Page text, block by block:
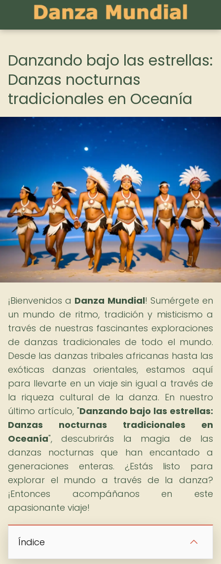
Danzando bajo las estrellas:
Danzas nocturnas
tradicionales en Oceanía
¡Bienvenidos a Danza Mundial! Sumérgete en
un mundo de ritmo, tradición y misticismo a
través de nuestras fascinantes exploraciones
de danzas tradicionales de todo el mundo.
Desde las danzas tribales africanas hasta las
exóticas danzas orientales, estamos aquí
para llevarte en un viaje sin igual a través de
la riqueza cultural de la danza. En nuestro
último artículo, "Danzando bajo las estrellas:
Danzas nocturnas tradicionales en
Oceanía", descubrirás la magia de las
danzas nocturnas que han encantado a
generaciones enteras. ¿Estás listo para
explorar el mundo a través de la danza?
¡Entonces acompáñanos en este
apasionante viaje!
Índice